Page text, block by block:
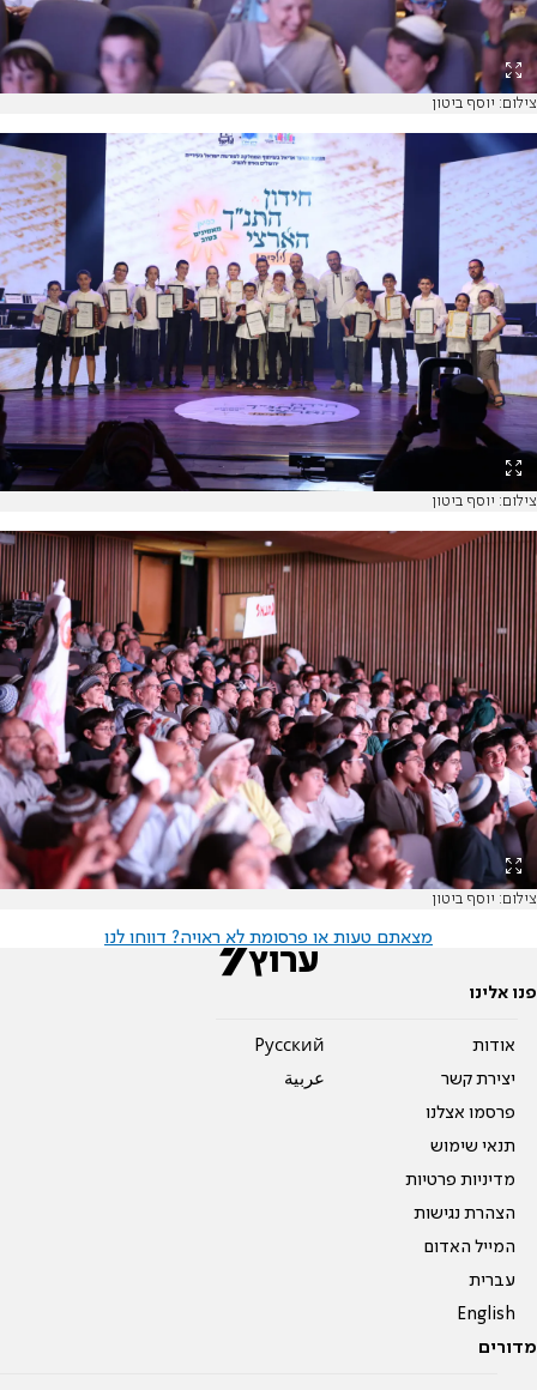
צילום: יוסף ביטון
צילום: יוסף ביטון
צילום: יוסף ביטון
מצאתם טעות או פרסומת לא ראויה? דווחו לנו
פנו אלינו
אודות
יצירת קשר
פרסמו אצלנו
תנאי שימוש
מדיניות פרטיות
הצהרת נגישות
המייל האדום
עברית
English
Pусский
عربية
מדורים